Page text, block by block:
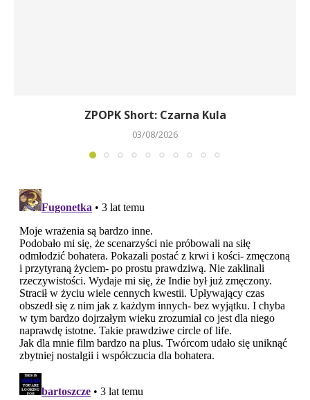
ZPOPK Short: Czarna Kula
03/08/2026